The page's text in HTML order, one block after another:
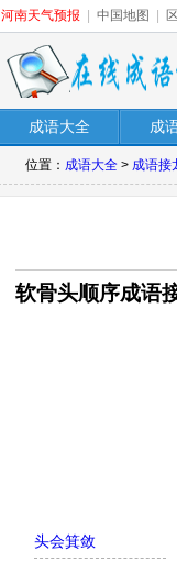
河南天气预报 中国地图
成语大全 成
位置： 成语大全 > 成语接
软骨头顺序成语
头会箕敛